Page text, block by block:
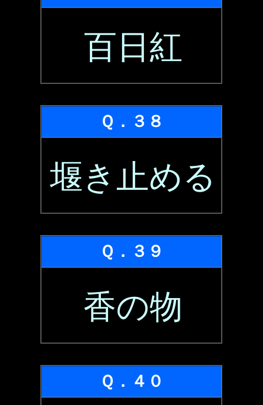
百日紅
Ｑ．３８
堰き止める
Ｑ．３９
香の物
Ｑ．４０